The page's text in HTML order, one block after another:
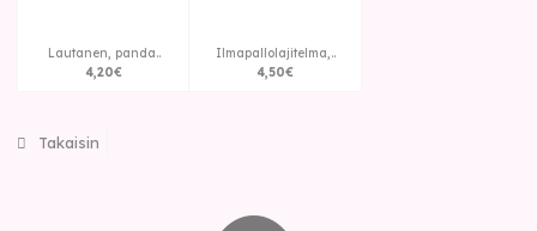
Lautanen, panda..
4,20€
Ilmapallolajitelma,..
4,50€
Takaisin